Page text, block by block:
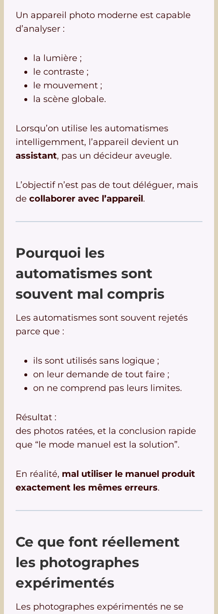
Un appareil photo moderne est capable
d’analyser :
la lumière ;
le contraste ;
le mouvement ;
la scène globale.
Lorsqu’on utilise les automatismes
intelligemment, l’appareil devient un
assistant, pas un décideur aveugle.
L’objectif n’est pas de tout déléguer, mais
de collaborer avec l’appareil.
Pourquoi les
automatismes sont
souvent mal compris
Les automatismes sont souvent rejetés
parce que :
ils sont utilisés sans logique ;
on leur demande de tout faire ;
on ne comprend pas leurs limites.
Résultat :
des photos ratées, et la conclusion rapide
que “le mode manuel est la solution”.
En réalité, mal utiliser le manuel produit
exactement les mêmes erreurs.
Ce que font réellement
les photographes
expérimentés
Les photographes expérimentés ne se